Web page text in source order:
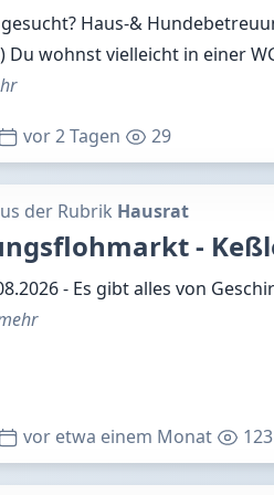
Haus-&
Du wohnst vielleicht in einer
vor 2 Tagen 29
der Rubrik Hausrat
-
- Es gibt alles von
vor etwa einem Monat 123